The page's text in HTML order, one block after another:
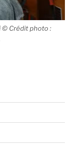
© Crédit photo :